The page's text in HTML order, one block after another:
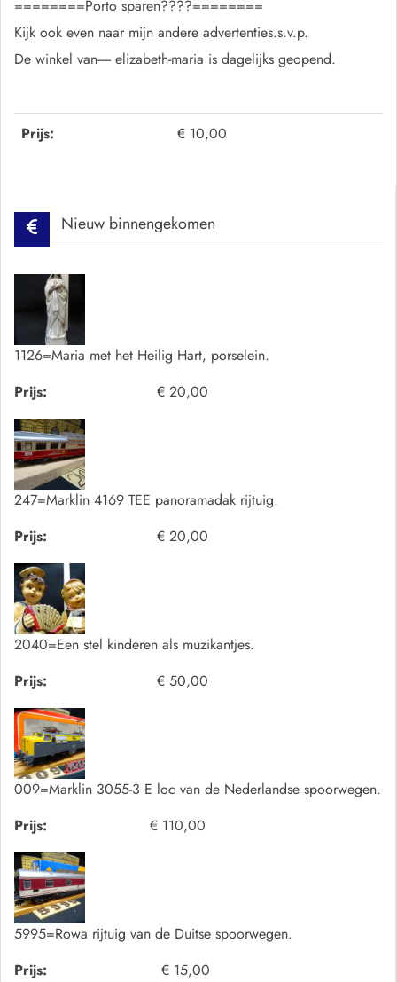
Prijs: € 10,00
========Porto sparen????========
Kijk ook even naar mijn andere advertenties.s.v.p.
De winkel van----- elizabeth-maria is dagelijks geopend.
Nieuw binnengekomen
1126=Maria met het Heilig Hart, porselein.
Prijs:
€ 20,00
247=Marklin 4169 TEE panoramadak rijtuig.
Prijs:
€ 20,00
2040=Een stel kinderen als muzikantjes.
Prijs:
€ 50,00
009=Marklin 3055-3 E loc van de Nederlandse spoorwegen.
Prijs:
€ 110,00
5995=Rowa rijtuig van de Duitse spoorwegen.
Prijs:
€ 15,00